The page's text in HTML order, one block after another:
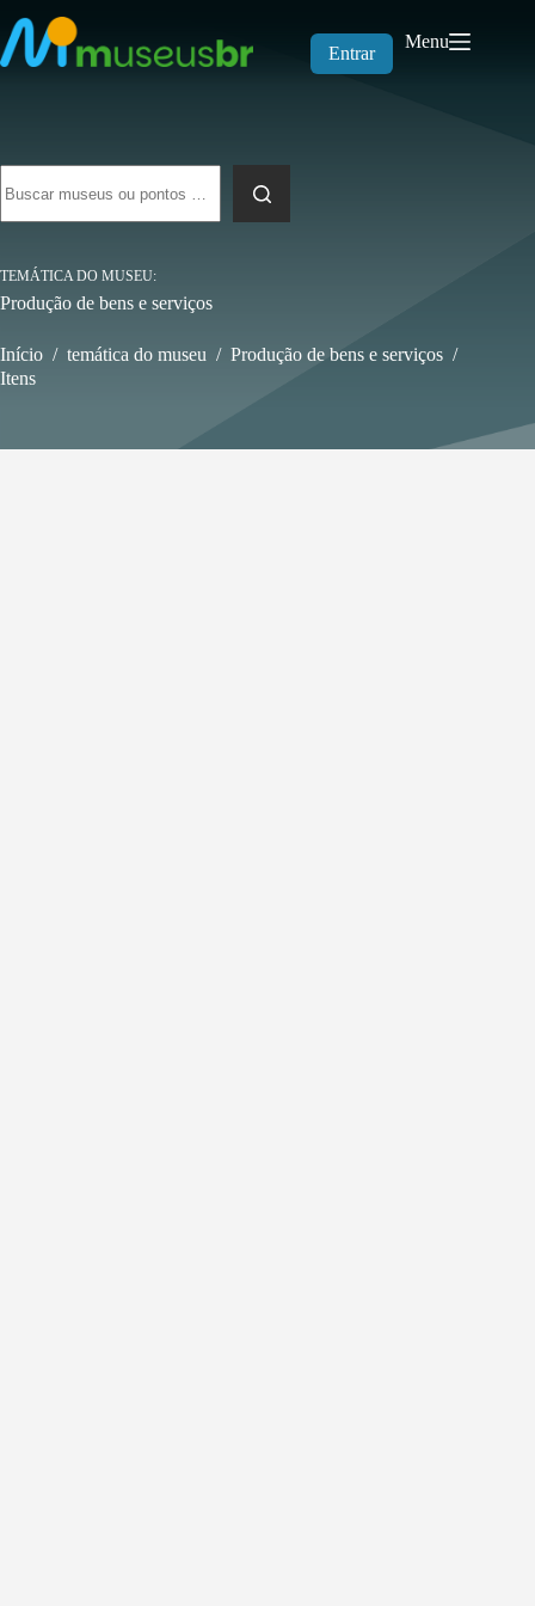
para
o
conteúdo
Entrar
Menu
resultados
TEMÁTICA DO MUSEU
Produção de bens e serviços
Início / temática do museu / Produção de bens e serviços /
Itens